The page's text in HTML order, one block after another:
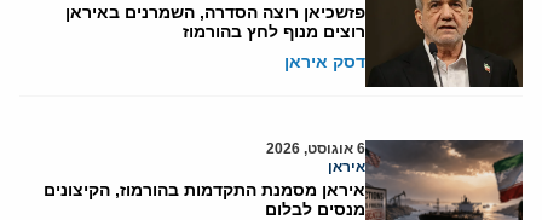
פזשכיאן רוצה הסדרה, השמרנים באיראן
רוצים מנוף לחץ בהורמוז
דסק איראן
6 אוגוסט, 2026
איראן
איראן מסמנת התקדמות בהורמוז, הקיצונים
מנסים לבלום